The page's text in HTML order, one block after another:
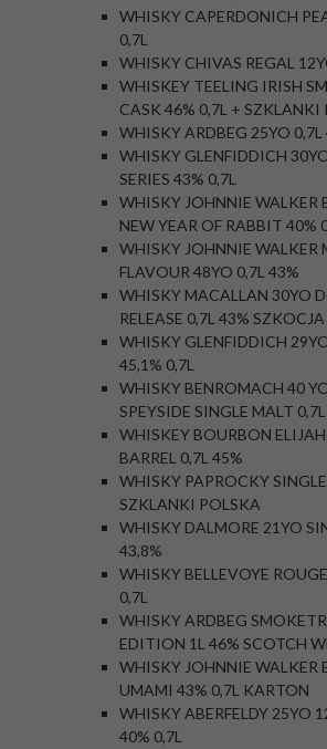
WHISKY CAPERDONICH
0,7L
WHISKY CHIVAS REGAL
WHISKEY TEELING IRISH
CASK 46% 0,7L + SZKLANKI
WHISKY ARDBEG 25YO 0,7L
WHISKY GLENFIDDICH
SERIES 43% 0,7L
WHISKY JOHNNIE WALKER
NEW YEAR OF RABBIT 40%
WHISKY JOHNNIE WALKER
FLAVOUR 48YO 0,7L 43%
WHISKY MACALLAN 30YO
RELEASE 0,7L 43% SZKOCJA
WHISKY GLENFIDDICH
45,1% 0,7L
WHISKY BENROMACH 40
SPEYSIDE SINGLE MALT
WHISKEY BOURBON
BARREL 0,7L 45%
WHISKY PAPROCKY
SZKLANKI POLSKA
WHISKY DALMORE 21YO
43,8%
WHISKY BELLEVOYE
0,7L
WHISKY ARDBEG
EDITION 1L 46% SCOTCH
WHISKY JOHNNIE WALKER
UMAMI 43% 0,7L KARTON
WHISKY ABERFELDY 25YO
40% 0,7L